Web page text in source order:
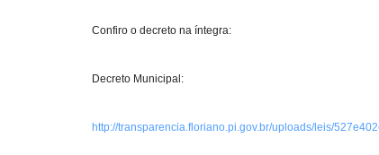
Confiro o decreto na íntegra:
Decreto Municipal:
http://transparencia.floriano.pi.gov.br/uploads/leis/